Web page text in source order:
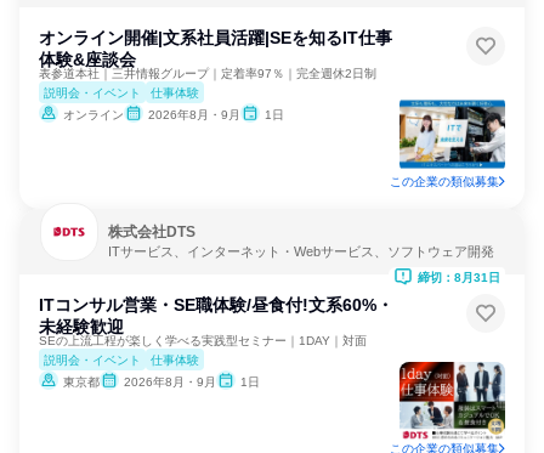
オンライン開催|文系社員活躍|SEを知るIT仕事
体験&座談会
表参道本社｜三井情報グループ｜定着率97％｜完全週休2日制
説明会・イベント
仕事体験
オンライン
2026年8月・9月 1日
この企業の類似募集
株式会社DTS
ITサービス、インターネット・Webサービス、ソフトウェア開発
ITコンサル営業・SE職体験/昼食付!文系60%・
未経験歓迎
SEの上流工程が楽しく学べる実践型セミナー｜1DAY｜対面
説明会・イベント
仕事体験
東京都
2026年8月・9月 1日
締切：8月31日
この企業の類似募集